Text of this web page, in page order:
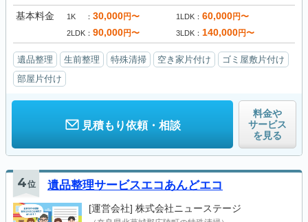
基本料金 1K 30,000円〜 1LDK 60,000円〜
2LDK 90,000円〜 3LDK 140,000円〜
遺品整理 生前整理 特殊清掃 空き家片付け
ゴミ屋敷片付け
部屋片付け
見積もり依頼・相談
料金や
サービス
を見る
4位 遺品整理サービスエコあんどエコ
[運営会社] 株式会社ニューステージ